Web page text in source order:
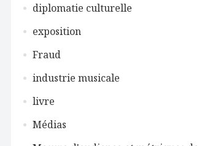
diplomatie culturelle
exposition
Fraud
industrie musicale
livre
Médias